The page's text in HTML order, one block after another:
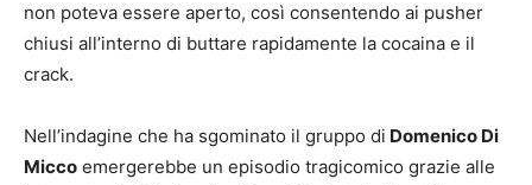
non poteva essere aperto, così consentendo ai pusher
chiusi all’interno di buttare rapidamente la cocaina e il
crack.
Nell’indagine che ha sgominato il gruppo di Domenico Di
Micco emergerebbe un episodio tragicomico grazie alle